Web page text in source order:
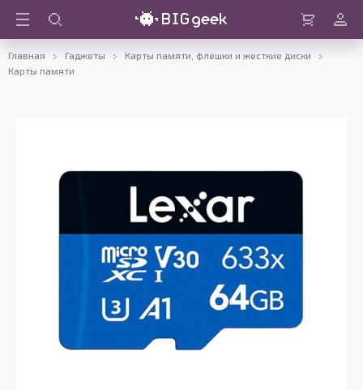
Войти
Главная Гаджеты
Карты памяти, флешки и жесткие диски
Карты памяти